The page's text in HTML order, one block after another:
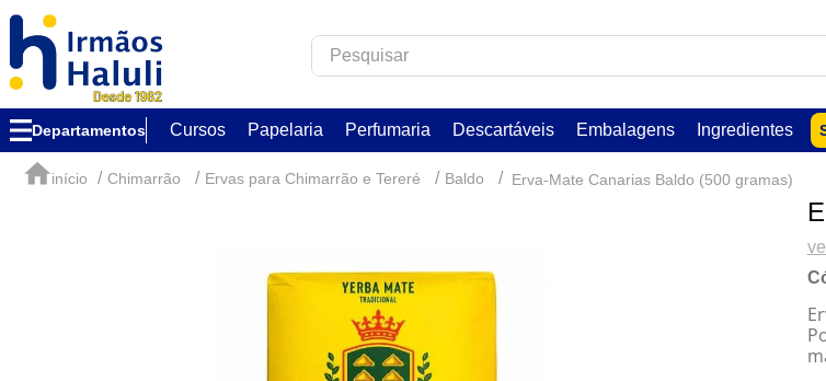
Pesquisar
Departamentos Cursos Papelaria Perfumaria Descartáveis Embalagens Ingredientes
Chimarrão Ervas para Chimarrão e Tereré Baldo Erva-Mate Canarias Baldo (500 gramas)
1º
corfix
º
verzzon
5º
essência
6º
via aroma
7º
ambar